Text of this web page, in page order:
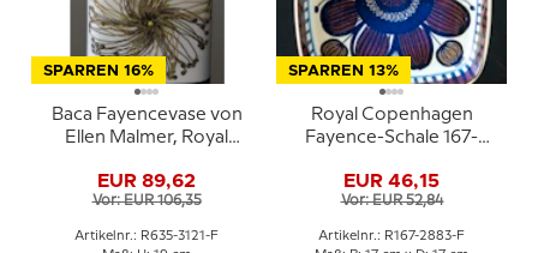
SPARREN 16%
Baca Fayencevase von
Ellen Malmer, Royal
3121
EUR 89,62
Vor: EUR 106,35
Artikelnr.: R635-3121-F
SPARREN 13%
Royal Copenhagen
Fayence-Schale 167-
EUR 46,15
Vor: EUR 52,84
Artikelnr.: R167-2883-F